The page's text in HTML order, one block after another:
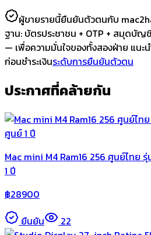
ผู้ขายรายนี้ยืนยันตัวตนกับ
ฐาน: บัตรประชาชน + OTP + สมุดบั
— เพื่อความมั่นใจของทั้งสองฝ่าย แน
ก่อนชำระเงินระดับการยืนยันตัวตน
ประกาศที่คล้ายกัน
Mac mini M4 Ram16 256 ศูนย์ไทย
1 ปี
฿28900
ยืนยัน
22